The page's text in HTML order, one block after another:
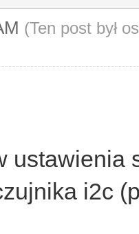
(Ten post był
i2c